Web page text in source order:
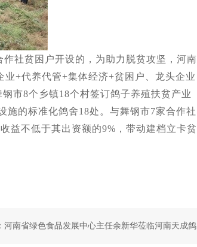
社贫困户开设的，为助力脱贫攻坚，河南
+代养代管+集体经济+贫困户、龙头企业
市8个乡镇18个村签订鸽子养殖扶贫产业
施的标准化鸽舍18处。与舞钢市7家合作社
益不低于其出资额的9%，带动建档立卡贫
河南省绿色食品发展中心主任余新华莅临河南天成鸽